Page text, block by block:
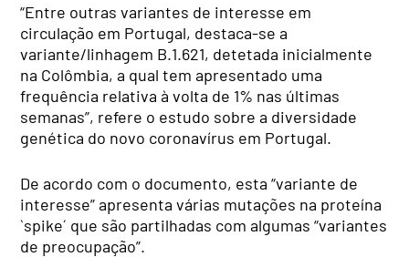
“Entre outras variantes de interesse em
circulação em Portugal, destaca-se a
variante/linhagem B.1.621, detetada inicialmente
na Colômbia, a qual tem apresentado uma
frequência relativa à volta de 1% nas últimas
semanas”, refere o estudo sobre a diversidade
genética do novo coronavírus em Portugal.
De acordo com o documento, esta “variante de
interesse” apresenta várias mutações na proteína
`spike´ que são partilhadas com algumas “variantes
de preocupação”.